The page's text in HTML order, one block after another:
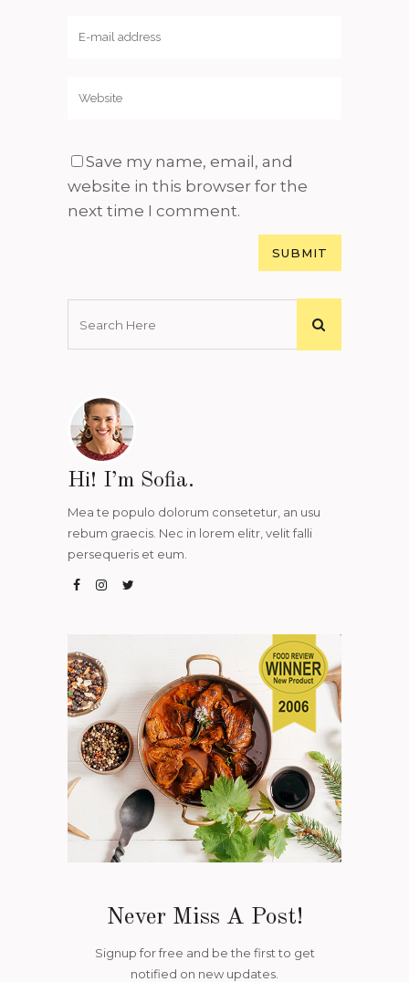
Save my name, email, and
website in this browser for the
next time I comment.
Hi! I’m Sofia.
Mea te populo dolorum consetetur, an usu
rebum graecis. Nec in lorem elitr, velit falli
persequeris et eum.
Never Miss A Post!
Signup for free and be the first to get
notified on new updates.